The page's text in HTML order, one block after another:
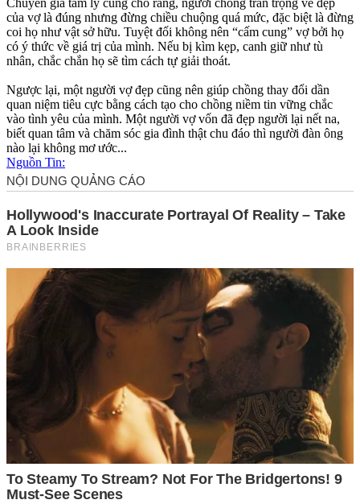
của vợ là đúng nhưng đừng chiều chuộng quá mức, đặc biệt là đừng
coi họ như vật sở hữu. Tuyệt đối không nên “cấm cung” vợ bởi họ
có ý thức về giá trị của mình. Nếu bị kìm kẹp, canh giữ như tù
nhân, chắc chắn họ sẽ tìm cách tự giải thoát.
Ngược lại, một người vợ đẹp cũng nên giúp chồng thay đổi dần
quan niệm tiêu cực bằng cách tạo cho chồng niềm tin vững chắc
vào tình yêu của mình. Một người vợ vốn đã đẹp người lại nết na,
biết quan tâm và chăm sóc gia đình thật chu đáo thì người đàn ông
nào lại không mơ ước...
Nguồn Tin: